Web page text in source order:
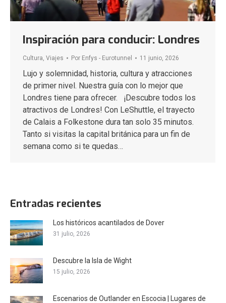
Inspiración para conducir: Londres
Cultura Viajes Por Enfys - Eurotunnel 11 junio, 2026
Lujo y solemnidad, historia, cultura y atracciones
de primer nivel. Nuestra guía con lo mejor que
Londres tiene para ofrecer. ¡Descubre todos los
atractivos de Londres! Con LeShuttle, el trayecto
de Calais a Folkestone dura tan solo 35 minutos.
Tanto si visitas la capital británica para un fin de
semana como si te quedas…
Entradas recientes
Los históricos acantilados de Dover
31 julio, 2026
Descubre la Isla de Wight
15 julio, 2026
Escenarios de Outlander en Escocia | Lugares de